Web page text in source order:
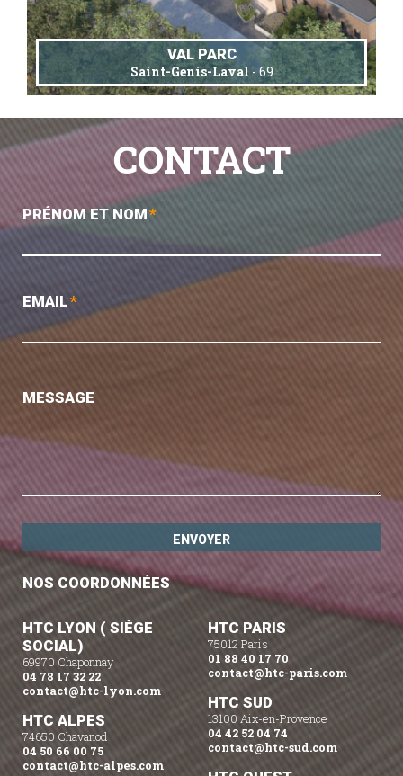
VAL PARC
Saint-Genis-Laval- 69
CONTACT
PRÉNOM ET NOM*
EMAIL*
MESSAGE
NOS COORDONNÉES
HTC LYON ( SIÈGE
SOCIAL)
69970 Chaponnay
04 78 17 32 22
contact@htc-lyon.com
HTC ALPES
74650 Chavanod
04 50 66 00 75
contact@htc-alpes.com
HTC PARIS
75012 Paris
01 88 40 17 70
contact@htc-paris.com
HTC SUD
13100 Aix-en-Provence
04 42 52 04 74
contact@htc-sud.com